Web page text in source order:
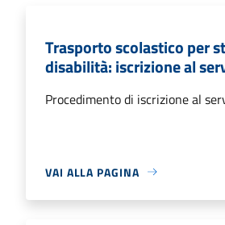
Trasporto scolastico per
disabilità: iscrizione al
Procedimento di iscrizione al
VAI ALLA PAGINA